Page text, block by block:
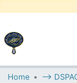
UNIVERSITY
Home